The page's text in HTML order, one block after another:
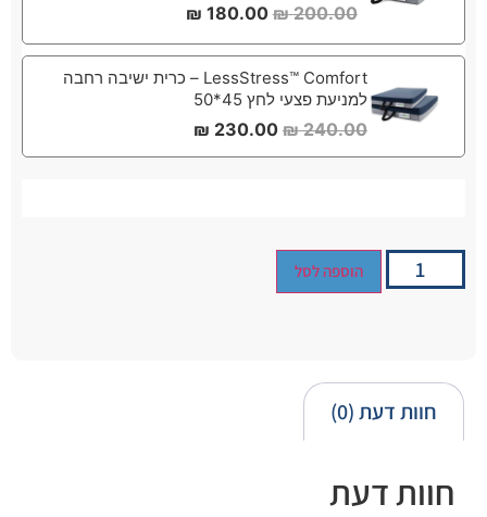
200.00
₪
180.00
₪
LessStress™ Comfort – כרית ישיבה רחבה
למניעת פצעי לחץ 45*50
240.00
₪
230.00
₪
הוספה לסל
חוות דעת (0)
חוות דעת